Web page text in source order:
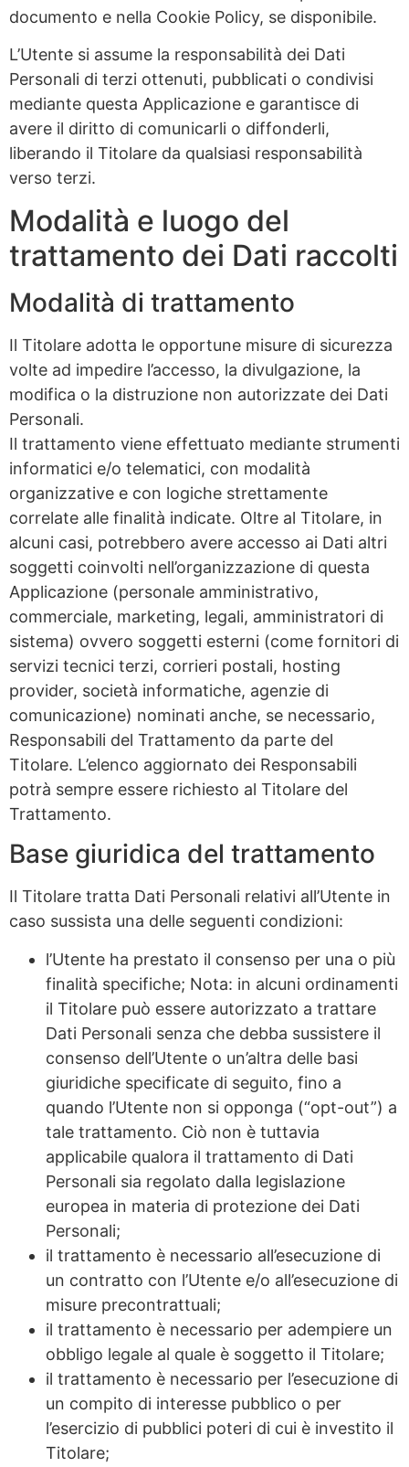
documento e nella Cookie Policy, se disponibile.
L’Utente si assume la responsabilità dei Dati
Personali di terzi ottenuti, pubblicati o condivisi
mediante questa Applicazione e garantisce di
avere il diritto di comunicarli o diffonderli,
liberando il Titolare da qualsiasi responsabilità
verso terzi.
Modalità e luogo del
trattamento dei Dati raccolti
Modalità di trattamento
Il Titolare adotta le opportune misure di sicurezza
volte ad impedire l’accesso, la divulgazione, la
modifica o la distruzione non autorizzate dei Dati
Personali.
Il trattamento viene effettuato mediante strumenti
informatici e/o telematici, con modalità
organizzative e con logiche strettamente
correlate alle finalità indicate. Oltre al Titolare, in
alcuni casi, potrebbero avere accesso ai Dati altri
soggetti coinvolti nell’organizzazione di questa
Applicazione (personale amministrativo,
commerciale, marketing, legali, amministratori di
sistema) ovvero soggetti esterni (come fornitori di
servizi tecnici terzi, corrieri postali, hosting
provider, società informatiche, agenzie di
comunicazione) nominati anche, se necessario,
Responsabili del Trattamento da parte del
Titolare. L’elenco aggiornato dei Responsabili
potrà sempre essere richiesto al Titolare del
Trattamento.
Base giuridica del trattamento
Il Titolare tratta Dati Personali relativi all’Utente in
caso sussista una delle seguenti condizioni:
l’Utente ha prestato il consenso per una o più
finalità specifiche; Nota: in alcuni ordinamenti
il Titolare può essere autorizzato a trattare
Dati Personali senza che debba sussistere il
consenso dell’Utente o un’altra delle basi
giuridiche specificate di seguito, fino a
quando l’Utente non si opponga (“opt-out”) a
tale trattamento. Ciò non è tuttavia
applicabile qualora il trattamento di Dati
Personali sia regolato dalla legislazione
europea in materia di protezione dei Dati
Personali;
il trattamento è necessario all’esecuzione di
un contratto con l’Utente e/o all’esecuzione di
misure precontrattuali;
il trattamento è necessario per adempiere un
obbligo legale al quale è soggetto il Titolare;
il trattamento è necessario per l’esecuzione di
un compito di interesse pubblico o per
l’esercizio di pubblici poteri di cui è investito il
Titolare;